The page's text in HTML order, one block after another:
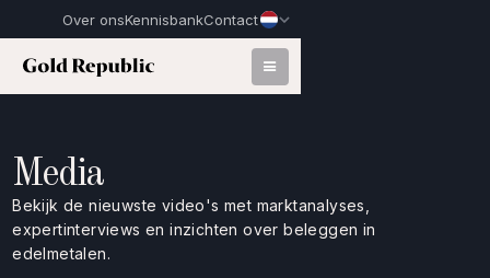
Over onsKennisbankContact
Media
Bekijk de nieuwste video's met marktanalyses,
expertinterviews en inzichten over beleggen in
edelmetalen.